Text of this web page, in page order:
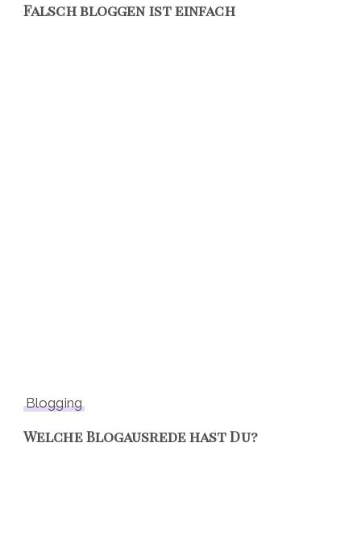
Falsch bloggen ist einfach
Blogging
Welche Blogausrede hast Du?